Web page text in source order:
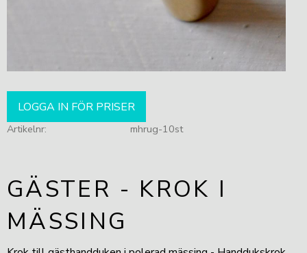
LOGGA IN FÖR PRISER
Artikelnr mhrug-10st
GÄSTER - KROK I
MÄSSING